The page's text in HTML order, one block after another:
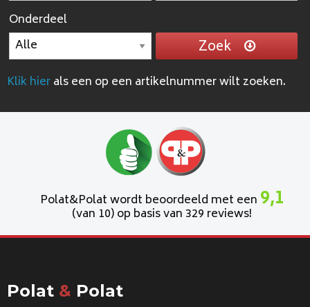
Onderdeel
Zoek
Klik hierals een op een artikelnummer wilt zoeken.
Polat&Polat wordt beoordeeld met een 9,1
(van 10) op basis van 329 reviews!
Polat & Polat